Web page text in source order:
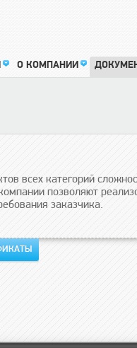
О КОМПАНИИ
всех категорий
позволяют
заказчика.